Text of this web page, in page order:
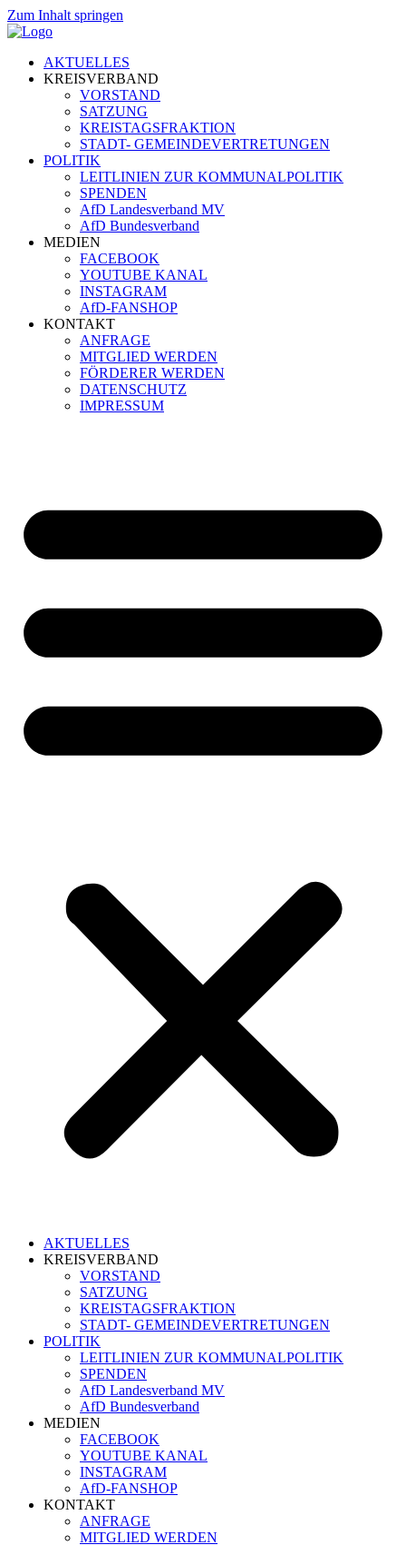
Zum Inhalt springen
AKTUELLES
KREISVERBAND
VORSTAND
SATZUNG
KREISTAGSFRAKTION
STADT- GEMEINDEVERTRETUNGEN
POLITIK
LEITLINIEN ZUR KOMMUNALPOLITIK
SPENDEN
AfD Landesverband MV
AfD Bundesverband
MEDIEN
FACEBOOK
YOUTUBE KANAL
INSTAGRAM
AfD-FANSHOP
KONTAKT
ANFRAGE
MITGLIED WERDEN
FÖRDERER WERDEN
DATENSCHUTZ
IMPRESSUM
AKTUELLES
KREISVERBAND
VORSTAND
SATZUNG
KREISTAGSFRAKTION
STADT- GEMEINDEVERTRETUNGEN
POLITIK
LEITLINIEN ZUR KOMMUNALPOLITIK
SPENDEN
AfD Landesverband MV
AfD Bundesverband
MEDIEN
FACEBOOK
YOUTUBE KANAL
INSTAGRAM
AfD-FANSHOP
KONTAKT
ANFRAGE
MITGLIED WERDEN